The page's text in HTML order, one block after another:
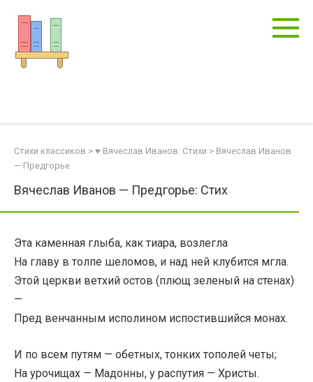
контенту
Стихи классиков > ♥ Вячеслав Иванов: Стихи > Вячеслав Иванов
— Предгорье
Вячеслав Иванов — Предгорье: Стих
Эта каменная глыба, как тиара, возлегла
На главу в толпе шеломов, и над ней клубится мгла.
Этой церкви ветхий остов (плющ зеленый на стенах)
—
Пред венчанным исполином испостившийся монах.
И по всем путям — обетных, тонких тополей четы;
На урочищах — Мадонны, у распутия — Христы.